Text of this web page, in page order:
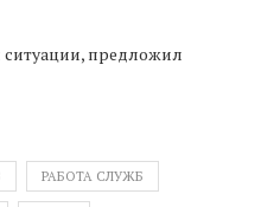
предложил
РАБОТА СЛУЖБ